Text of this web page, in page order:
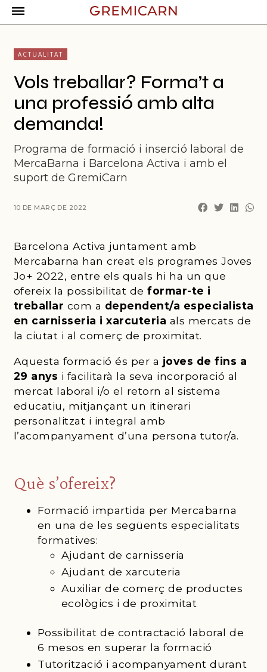
ACTUALITAT
Vols treballar? Forma’t a
una professió amb alta
demanda!
Programa de formació i inserció laboral de
MercaBarna i Barcelona Activa i amb el
suport de GremiCarn
Barcelona Activa juntament amb
Mercabarna han creat els programes Joves
Jo+ 2022, entre els quals hi ha un que
ofereix la possibilitat de formar-te i
treballar com a dependent/a especialista
en carnisseria i xarcuteria als mercats de
la ciutat i al comerç de proximitat.
Aquesta formació és per a joves de fins a
29 anys i facilitarà la seva incorporació al
mercat laboral i/o el retorn al sistema
educatiu, mitjançant un itinerari
personalitzat i integral amb
l’acompanyament d’una persona tutor/a.
Què s’ofereix?
Formació impartida per Mercabarna
en una de les següents especialitats
formatives:
Ajudant de carnisseria
Ajudant de xarcuteria
Auxiliar de comerç de productes
ecològics i de proximitat
Possibilitat de contractació laboral de
6 mesos en superar la formació
Tutorització i acompanyament durant